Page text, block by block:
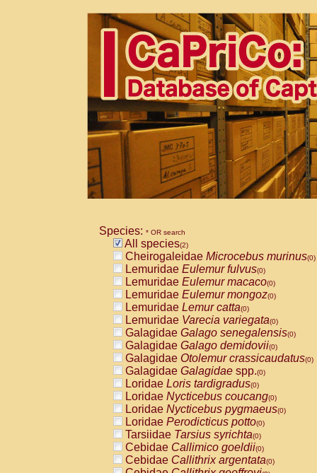
Species: * OR search
All species(2)
Cheirogaleidae Microcebus murinus(0)
Lemuridae Eulemur fulvus(0)
Lemuridae Eulemur macaco(0)
Lemuridae Eulemur mongoz(0)
Lemuridae Lemur catta(0)
Lemuridae Varecia variegata(0)
Galagidae Galago senegalensis(0)
Galagidae Galago demidovii(0)
Galagidae Otolemur crassicaudatus(0)
Galagidae Galagidae spp.(0)
Loridae Loris tardigradus(0)
Loridae Nycticebus coucang(0)
Loridae Nycticebus pygmaeus(0)
Loridae Perodicticus potto(0)
Tarsiidae Tarsius syrichta(0)
Cebidae Callimico goeldii(0)
Cebidae Callithrix argentata(0)